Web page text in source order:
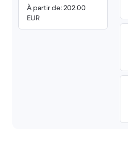
À partir de: 202.00
EUR